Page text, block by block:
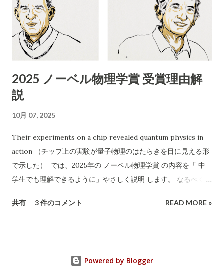
所在地 ：埼玉県所沢市松郷141 許可番号 ：自動車商許可証 第
431090053454号（古物商許可証） 連絡先 ：携帯番号のみ
（090-4713-2580） 受付時間 ：8:00〜18:00 チラシの訴求点
「無料回収」「当日でもOK」「幅広い品目」「遺品整理、引越
作業可能などと記載 2. 危険性・リスク評価 1）「無料」表記の
ワナ 実際に依頼すると「無料では回収できない」「特定品目は
料回収」と言いながら、現場で高額請求する 悪質な業者も存在
します。 2）連絡先が「携帯電話番号のみ」 一般的な法人や信
頼できる事業者であれば「固定電話」や「会社ホームページ」
なども記載されます。 携帯番号のみの場合、 連絡が取れなくな
ったり、責任の所在が曖昧 になりやすいです。 3）記載されて
物収集運搬業など）は記載されていません。 家電や不用品の正
2025 ノーベル物理学賞 受賞理由解
説
10月 07, 2025
Their experiments on a chip revealed quantum physics in
action （チップ上の実験が量子物理のはたらきを目に見える形
で示した） では、2025年の ノーベル物理学賞 の内容を「 中
学生でも理解できるように」やさしく説明 します。 なるべく専
しします。 🏅 今年のノーベル物理学賞とは？ 2025年のノーベ
うとても小さな世界のふしぎな動きを見せた」 ことが評価され
共有 3 件のコメント READ MORE »
Powered by Blogger